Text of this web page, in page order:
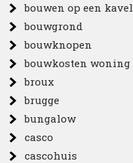
bouwen op een kavel
bouwgrond
bouwknopen
bouwkosten woning
broux
brugge
bungalow
casco
cascohuis